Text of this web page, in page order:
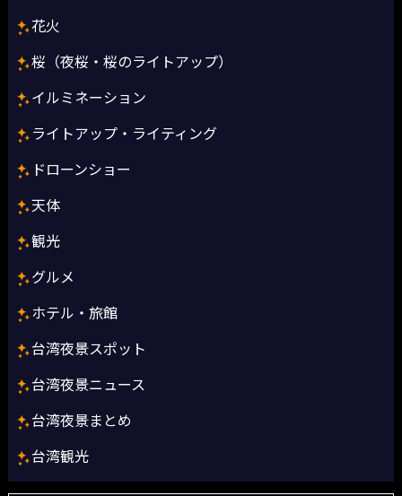
花火
桜（夜桜・桜のライトアップ）
イルミネーション
ライトアップ・ライティング
ドローンショー
天体
観光
グルメ
ホテル・旅館
台湾夜景スポット
台湾夜景ニュース
台湾夜景まとめ
台湾観光